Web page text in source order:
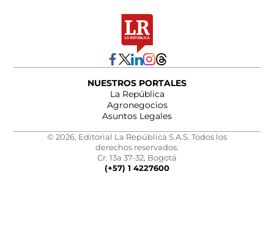
NUESTROS PORTALES
La República
Agronegocios
Asuntos Legales
© 2026, Editorial La República S.A.S. Todos los
derechos reservados.
Cr. 13a 37-32, Bogotá
(+57) 1 4227600